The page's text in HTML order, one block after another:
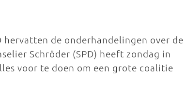
hervatten de onderhandelingen over de
Schröder (SPD) heeft zondag in
voor te doen om een grote coalitie